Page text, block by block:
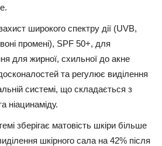
широкого спектру дії (UVB,
промені), SPF 50+, для
для жирної, схильної до акне
та регулює виділення
системі, що складається з
ніацинаміду.
зберігає матовість шкіри більше
шкірного сала на 42% після